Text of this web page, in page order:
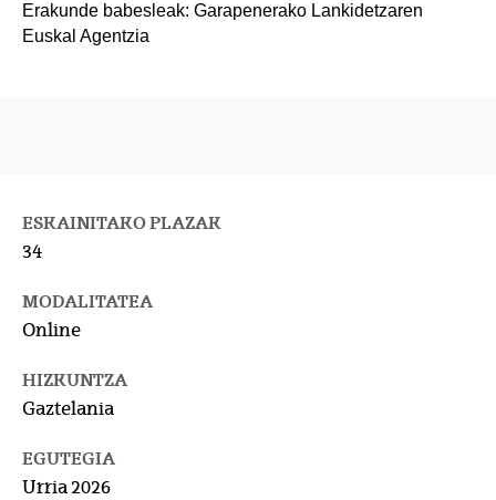
Erakunde babesleak: Garapenerako Lankidetzaren
Euskal Agentzia
ESKAINITAKO PLAZAK
34
MODALITATEA
Online
HIZKUNTZA
Gaztelania
EGUTEGIA
Urria 2026